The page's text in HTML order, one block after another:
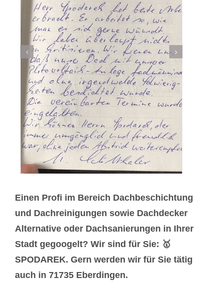
Einen Profi im Bereich Dachbeschichtung
und Dachreinigungen sowie Dachdecker
Alternative oder Dachsanierungen in Ihrer
Stadt gegoogelt? Wir sind für Sie: 🥇
SPODAREK. Gern werden wir für Sie tätig
auch in 71735 Eberdingen.